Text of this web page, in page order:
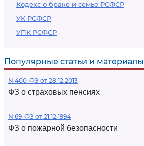
Кодекс о браке и семье РСФСР
УК РСФСР
УПК РСФСР
Популярные статьи и материалы
N 400-ФЗ от 28.12.2013
ФЗ о страховых пенсиях
N 69-ФЗ от 21.12.1994
ФЗ о пожарной безопасности